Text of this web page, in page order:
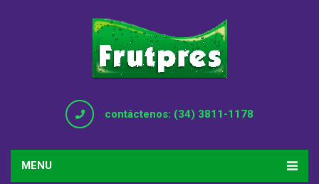
MENU
contáctenos: (34) 3811-1178